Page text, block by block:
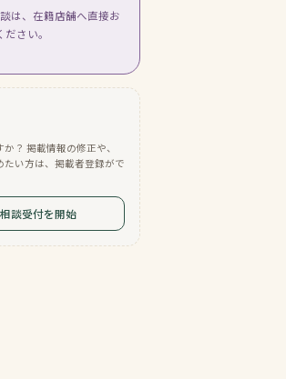
は、在籍店舗へ直接お
さい。
？ 掲載情報の修正や、
い方は、掲載者登録がで
談受付を開始